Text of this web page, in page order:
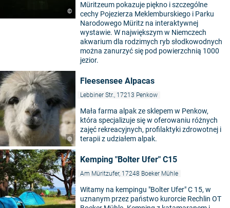
©
Müritzeum pokazuje piękno i szczególne
cechy Pojezierza Meklemburskiego i Parku
Narodowego Müritz na interaktywnej
wystawie. W największym w Niemczech
akwarium dla rodzimych ryb słodkowodnych
można zanurzyć się pod powierzchnią 1000
jezior.
©
Fleesensee Alpacas
Lebbiner Str., 17213 Penkow
Mała farma alpak ze sklepem w Penkow,
która specjalizuje się w oferowaniu różnych
zajęć rekreacyjnych, profilaktyki zdrowotnej i
terapii z udziałem alpak.
Kemping "Bolter Ufer" C15
Am Müritzufer, 17248 Boeker Mühle
Witamy na kempingu "Bolter Ufer" C 15, w
uznanym przez państwo kurorcie Rechlin OT